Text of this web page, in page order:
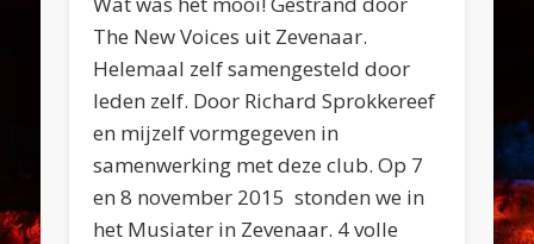
The New Voices uit Zevenaar.
Helemaal zelf samengesteld door
leden zelf. Door Richard Sprokkereef
en mijzelf vormgegeven in
samenwerking met deze club. Op 7
en 8 november 2015 stonden we in
het Musiater in Zevenaar. 4 volle